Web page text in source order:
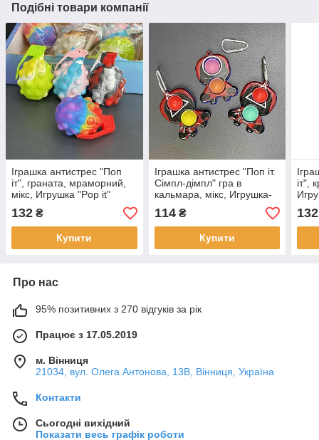
Подібні товари компанії
Іграшка антистрес "Поп
іт", граната, мраморний,
мікс, Игрушка "Pop it"
132 ₴
Купити
Іграшка антистрес "Поп іт.
Сімпл-дімпл" гра в
кальмара, мікс, Игрушка-
антистресс "Pop it"
114₴
Купити
іт",
132
Про нас
95% позитивних з 270 відгуків за рік
Працює з 17.05.2019
м. Вінниця
21034, вул. Олега Антонова, 13В, Вінниця, Україна
Контакти
Сьогодні вихідний
Показати весь графік роботи